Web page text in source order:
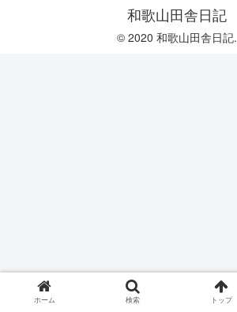
和歌山田舎日記
© 2020 和歌山田舎日記.
ホーム 検索 トップ